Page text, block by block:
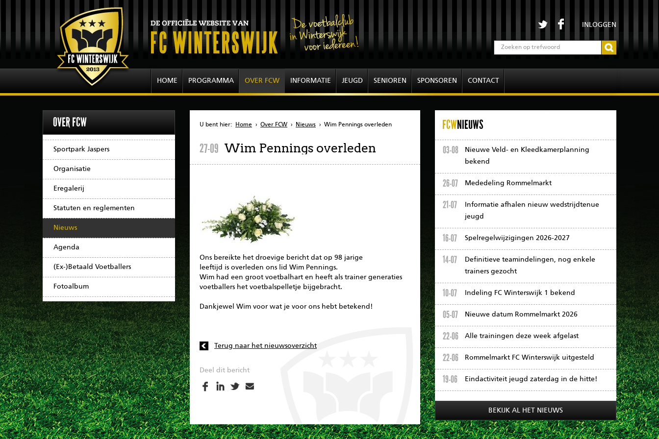
INLOGGEN
HOME PROGRAMMA OVER FCW INFORMATIE JEUGD SENIOREN SPONSOREN CONTACT
OVER FCW
Sportpark Jaspers
Organisatie
Eregalerij
Statuten en reglementen
Nieuws
Agenda
(Ex-)Betaald Voetballers
Fotoalbum
U bent hier: Home › Over FCW › Nieuws › Wim Pennings overleden
27-09 Wim Pennings overleden
Ons bereikte het droevige bericht dat op 98 jarige
leeftijd is overleden ons lid Wim Pennings.
Wim had een groot voetbalhart en heeft als trainer generaties
voetballers het voetbalspelletje bijgebracht.
Dankjewel Wim voor wat je voor ons hebt betekend!
Terug naar het nieuwsoverzicht
Deel dit bericht
FCWNIEUWS
03-08
Nieuwe Veld- en Kleedkamerplanning
bekend
26-07 Mededeling Rommelmarkt
21-07
Informatie afhalen nieuw wedstrijdtenue
jeugd
16-07 Spelregelwijzigingen 2026-2027
14-07
Definitieve teamindelingen, nog enkele
trainers gezocht
10-07 Indeling FC Winterswijk 1 bekend
05-07 Nieuwe datum Rommelmarkt 2026
22-06 Alle trainingen deze week afgelast
22-06 Rommelmarkt FC Winterswijk uitgesteld
19-06 Eindactiviteit jeugd zaterdag in de hitte!
BEKIJK AL HET NIEUWS